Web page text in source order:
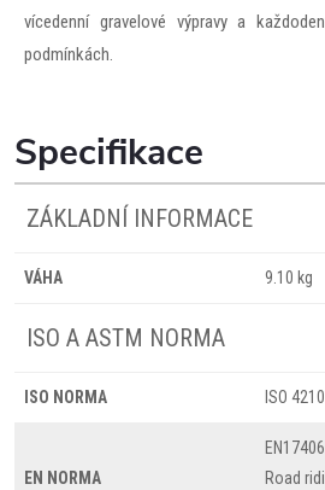
vícedenní gravelové výpravy a
podmínkách.
Specifikace
ZÁKLADNÍ INFORMACE
VÁHA 9.10 kg
ISO A ASTM NORMA
ISO NORMA ISO
EN NORMA
Road